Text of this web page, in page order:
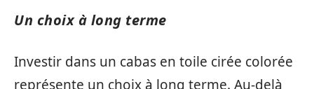
Un choix à long terme
Investir dans un cabas en toile cirée colorée
représente un choix à long terme. Au-delà